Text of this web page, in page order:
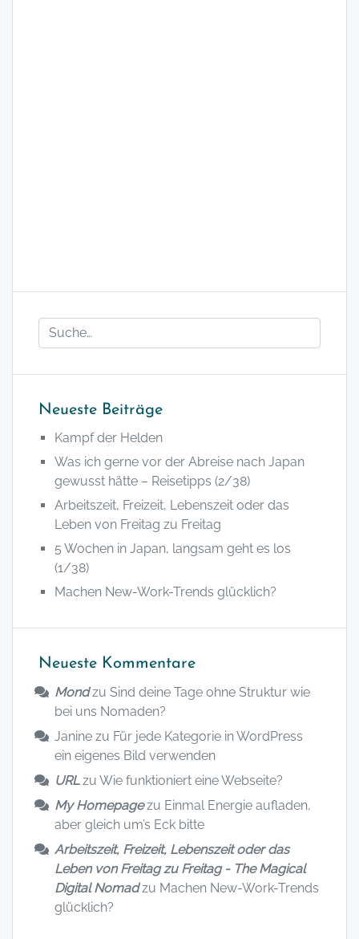
Neueste Beiträge
Kampf der Helden
Was ich gerne vor der Abreise nach Japan
gewusst hätte – Reisetipps (2/38)
Arbeitszeit, Freizeit, Lebenszeit oder das
Leben von Freitag zu Freitag
5 Wochen in Japan, langsam geht es los
(1/38)
Machen New-Work-Trends glücklich?
Neueste Kommentare
Mondzu Sind deine Tage ohne Struktur wie
bei uns Nomaden?
Janine zu Für jede Kategorie in WordPress
ein eigenes Bild verwenden
URLzu Wie funktioniert eine Webseite?
My Homepagezu Einmal Energie aufladen,
aber gleich um’s Eck bitte
Arbeitszeit, Freizeit, Lebenszeit oder das
Leben von Freitag zu Freitag - The Magical
Digital Nomadzu Machen New-Work-Trends
glücklich?